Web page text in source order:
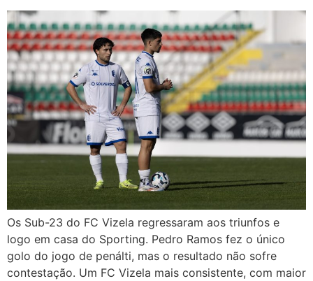
Os Sub-23 do FC Vizela regressaram aos triunfos e
logo em casa do Sporting. Pedro Ramos fez o único
golo do jogo de penálti, mas o resultado não sofre
contestação. Um FC Vizela mais consistente, com maior